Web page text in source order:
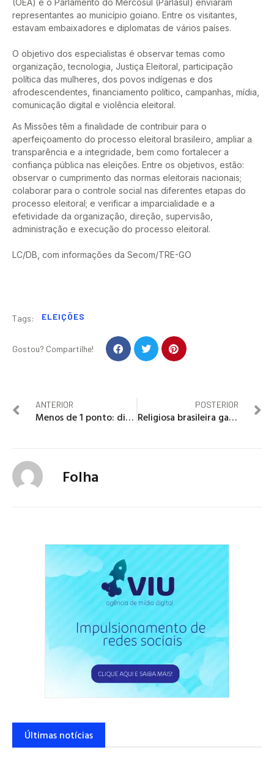
representantes ao município goiano. Entre os visitantes,
estavam embaixadores e diplomatas de vários países.
O objetivo dos especialistas é observar temas como
organização, tecnologia, Justiça Eleitoral, participação
política das mulheres, dos povos indígenas e dos
afrodescendentes, financiamento político, campanhas, mídia,
comunicação digital e violência eleitoral.
As Missões têm a finalidade de contribuir para o
aperfeiçoamento do processo eleitoral brasileiro, ampliar a
transparência e a integridade, bem como fortalecer a
confiança pública nas eleições. Entre os objetivos, estão:
observar o cumprimento das normas eleitorais nacionais;
colaborar para o controle social nas diferentes etapas do
processo eleitoral; e verificar a imparcialidade e a
efetividade da organização, direção, supervisão,
administração e execução do processo eleitoral.
LC/DB, com informações da Secom/TRE-GO
Tags: ELEIÇÕES
Gostou? Compartilhe!
ANTERIOR
Menos de 1 ponto: distância de Marçal para 2º turno foi a menor da história das eleições de São Paulo
POSTERIOR
Religiosa brasileira ganha prêmio da ONU por ajudar refugiados
Folha
Últimas notícias